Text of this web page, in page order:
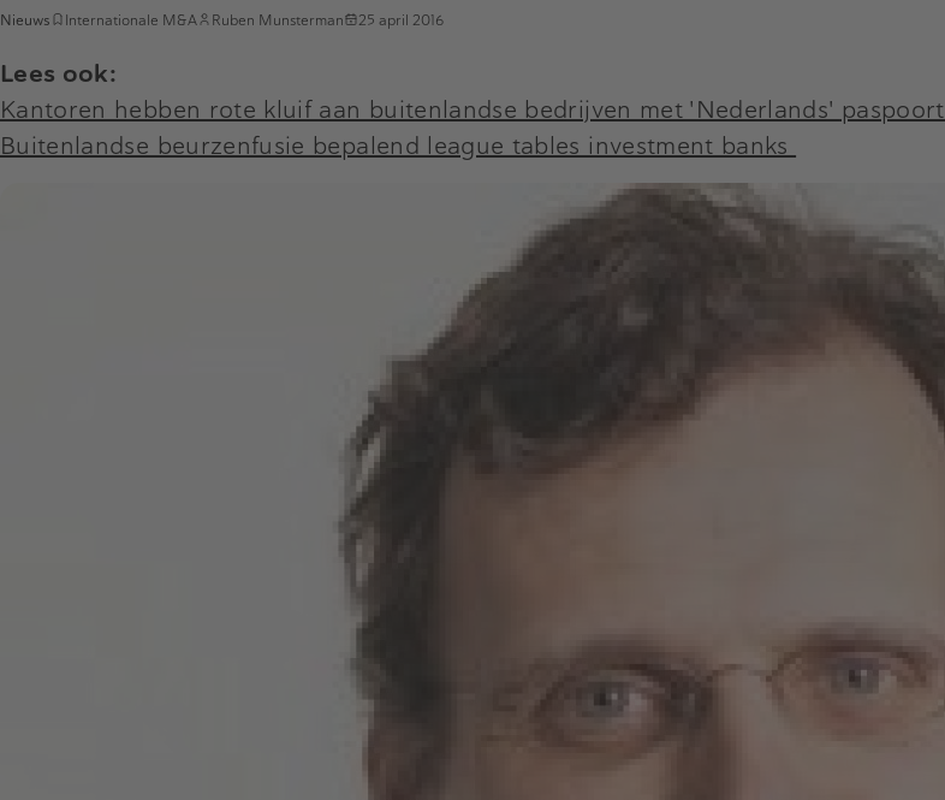
Nieuws Internationale M&A Ruben Munsterman 25 april 2016
Lees ook:
Kantoren hebben rote kluif aan buitenlandse bedrijven met 'Nederlands' paspoort
Buitenlandse beurzenfusie bepalend league tables investment banks